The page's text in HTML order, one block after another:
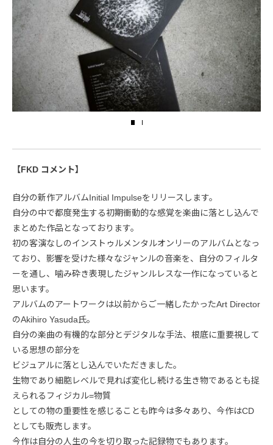
【FKD コメント】
自分の新作アルバムInitial Impulseをリリースします。
自分の中で都度発生する初期衝動的な感覚を楽曲に落とし込んで
まとめた作品となっております。
初の客演なしのインストゥルメンタルオンリーのアルバムとなっ
ており、影響を受けた様々なジャンルの音楽を、自分のフィルタ
ーを通し、噛み砕き表現したジャンルレスな一作になっていると
思います。
アルバムのアートワークは以前からご一緒したかったArt Director
のAkihiro Yasuda氏。
自分の楽曲の有機的な部分とデジタルな手法、根底に重要視して
いる思想の部分を
ビジュアルに落とし込んでいただきました。
生物であり細胞レベルで見れば変化し続ける生き物であるとも捉
えられるフィジカル=物質
としての物の重要性を感じることも昨今は多々あり、今作はCD
としても販売します。
今作は自分の人生の今を切り取った記録物でもあります。